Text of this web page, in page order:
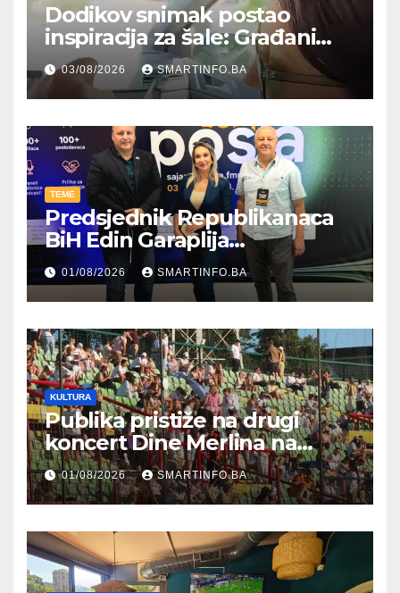
Dodikov snimak postao
inspiracija za šale: Građani
kroz parodiju poslali poruku
03/08/2026 SMARTINFO.BA
TEME
Predsjednik Republikanaca
BiH Edin Garaplija
prisustvovao prezentaciji
Federalnog sajma
zapošljavanja
01/08/2026 SMARTINFO.BA
KULTURA
Publika pristiže na drugi
koncert Dine Merlina na
Koševu
01/08/2026 SMARTINFO.BA